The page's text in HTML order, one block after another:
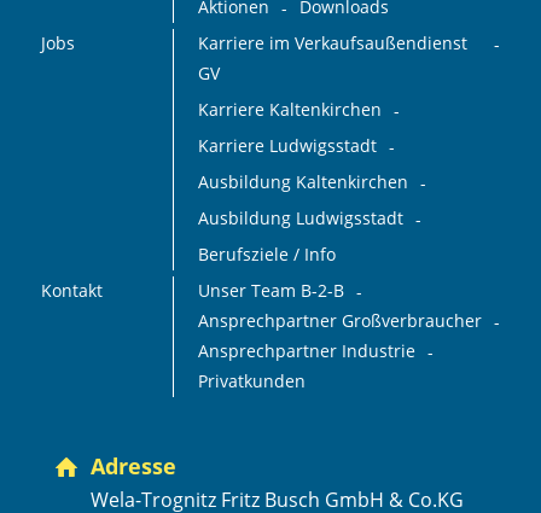
Aktionen
Downloads
Jobs
Karriere im Verkaufsaußendienst
GV
Karriere Kaltenkirchen
Karriere Ludwigsstadt
Ausbildung Kaltenkirchen
Ausbildung Ludwigsstadt
Berufsziele / Info
Kontakt
Unser Team B-2-B
Ansprechpartner Großverbraucher
Ansprechpartner Industrie
Privatkunden
Adresse
Wela-Trognitz Fritz Busch GmbH & Co.KG